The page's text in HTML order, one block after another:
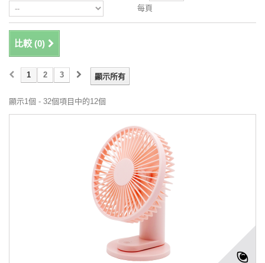
每頁
比較 (0)
顯示所有
1 2 3
顯示1個 - 32個項目中的12個